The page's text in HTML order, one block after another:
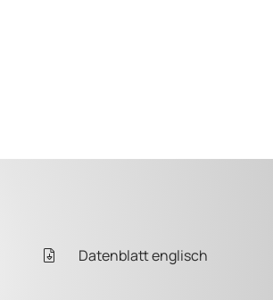
Datenblatt englisch